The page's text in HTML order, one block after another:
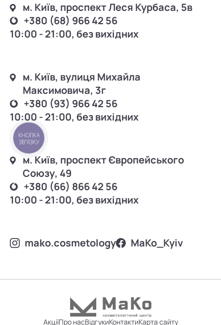
м. Київ, проспект Леся Курбаса, 5в
+380 (68) 966 42 56
10:00 - 21:00, без вихідних
м. Київ, вулиця Михайла
Максимовича, 3г
+380 (93) 966 42 56
10:00 - 21:00, без вихідних
м. Київ, проспект Європейського
Союзу, 49
+380 (66) 866 42 56
10:00 - 21:00, без вихідних
mako.cosmetology MаKo_Kyiv
АкціїПро насВідгукиКонтактиКарта сайту
КНОПКА
ЗВ'ЯЗКУ